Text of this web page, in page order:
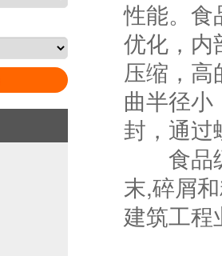
性能。食
优化，内
压缩，
曲半径
封，通过
食品级
末,碎屑
建筑工程